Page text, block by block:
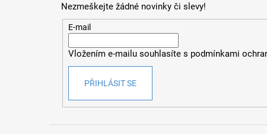
Nezmeškejte žádné novinky či slevy!
E-mail
Vložením e-mailu souhlasíte s podmínkami
PŘIHLÁSIT SE